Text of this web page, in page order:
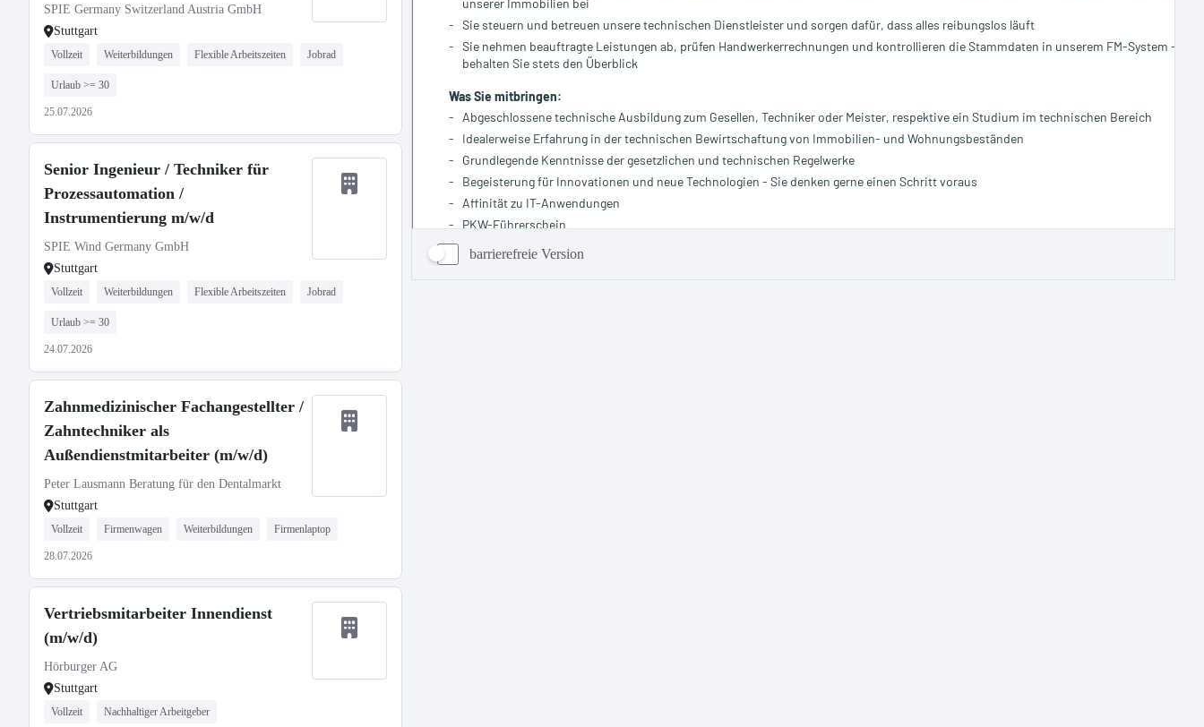
SPIE Germany Switzerland Austria GmbH
Stuttgart
Vollzeit Weiterbildungen Flexible Arbeitszeiten Jobrad
Urlaub >= 30
25.07.2026
Senior Ingenieur / Techniker für
Prozessautomation /
Instrumentierung m/w/d
SPIE Wind Germany GmbH
Stuttgart
Vollzeit Weiterbildungen Flexible Arbeitszeiten Jobrad
Urlaub >= 30
24.07.2026
Zahnmedizinischer Fachangestellter /
Zahntechniker als
Außendienstmitarbeiter (m/w/d)
Peter Lausmann Beratung für den Dentalmarkt
Stuttgart
Vollzeit Firmenwagen Weiterbildungen Firmenlaptop
28.07.2026
Vertriebsmitarbeiter Innendienst
(m/w/d)
Hörburger AG
Stuttgart
Vollzeit Nachhaltiger Arbeitgeber
barrierefreie Version